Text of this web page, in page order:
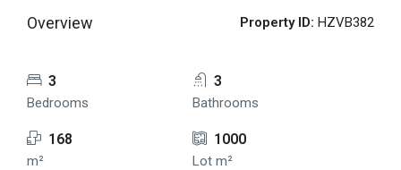
Overview Property ID: HZVB382
3
Bedrooms
3
Bathrooms
168
m²
1000
Lot m²